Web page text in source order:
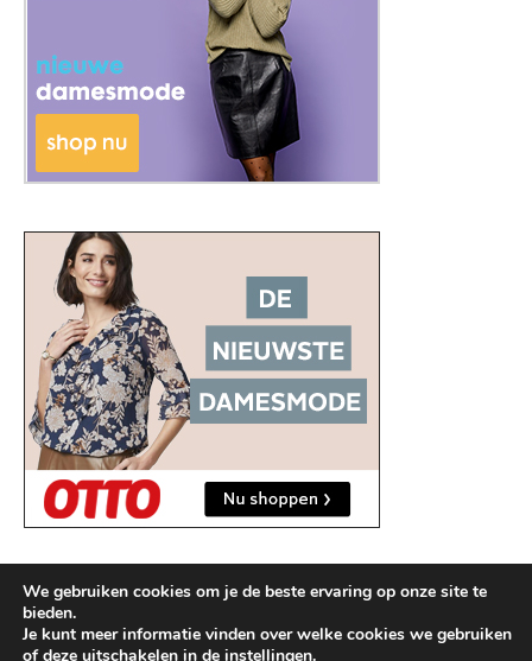
We gebruiken cookies om je de beste ervaring op onze site te
bieden.
Je kunt meer informatie vinden over welke cookies we gebruiken
of deze uitschakelen in de instellingen.